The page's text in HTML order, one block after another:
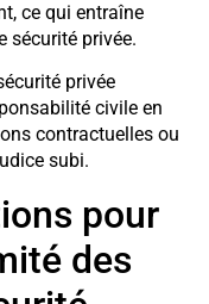
ce qui entraîne
sécurité privée.
privée
civile en
contractuelles ou
subi.
pour
des